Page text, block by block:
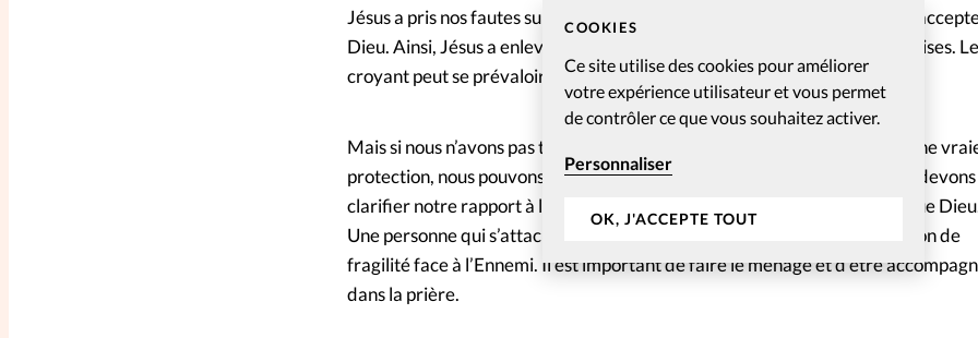
COOKIES
Ce site utilise des cookies pour améliorer
votre expérience utilisateur et vous permet
de contrôler ce que vous souhaitez activer.
Personnaliser
OK, J'ACCEPTE TOUT
Jésus a pris nos fautes sur lui, il n’y a plus de condamnation pour ceux qui
Dieu. Ainsi, Jésus a enlevé tout pouvoir aux puissances spirituelles mauvaises. Le
croyant peut se prévaloir de ce que Jésus a fait pour lui!
Mais si nous n’avons pas trouvé auprès de Jésus une pleine libération et une
protection, nous pouvons être sensibles aux puissances mauvaises. Nous devons
clarifier notre rapport à l’occultisme, à la soumission à d’autres maîtres que
Une personne qui s’attache à une forme de péché se met dans une situation de
fragilité face à l’Ennemi. Il est important de faire le ménage et d’être
dans la prière.